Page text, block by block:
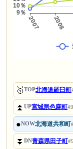
🥇TOP北海道羅臼町
⏫UP宮城県色麻町
●NOW北海道共和町
⏬DN青森県田子町